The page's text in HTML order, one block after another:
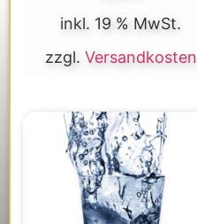
inkl. 19 % MwSt.
zzgl. Versandkosten